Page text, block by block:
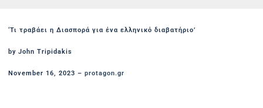
‘Τι τραβάει η Διασπορά για ένα ελληνικό διαβατήριο’
by John Tripidakis
November 16, 2023 – protagon.gr